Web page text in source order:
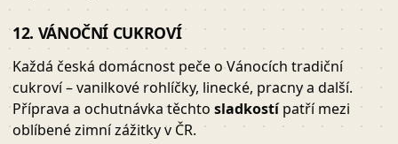
12. VÁNOČNÍ CUKROVÍ
Každá česká domácnost peče o Vánocích tradiční
cukroví – vanilkové rohlíčky, linecké, pracny a další.
Příprava a ochutnávka těchto sladkostípatří mezi
oblíbené zimní zážitky v ČR.